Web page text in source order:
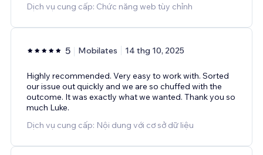
Dịch vụ cung cấp: Chức năng web tùy chỉnh
5 Mobilates 14 thg 10, 2025
Highly recommended. Very easy to work with. Sorted
our issue out quickly and we are so chuffed with the
outcome. It was exactly what we wanted. Thank you so
much Luke.
Dịch vụ cung cấp: Nội dung với cơ sở dữ liệu